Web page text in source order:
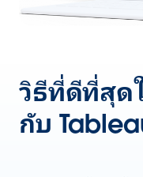
วิธีที่ดีที่สุด
กับ